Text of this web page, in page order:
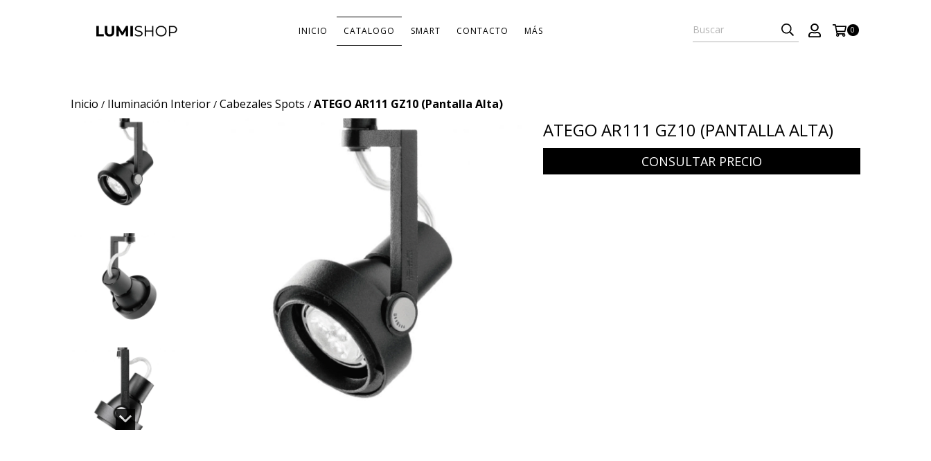
INICIO CATALOGO SMART CONTACTO MÁS 0
Inicio / Iluminación Interior / Cabezales Spots / ATEGO AR111 GZ10 (Pantalla Alta)
ATEGO AR111 GZ10 (PANTALLA ALTA)